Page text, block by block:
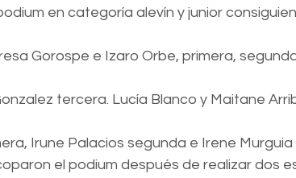
en categoría alevín y junior
Gorospe e Izaro Orbe, primera,
tercera. Lucía Blanco y Maitane
Irune Palacios segunda e Irene
el podium después de realizar dos